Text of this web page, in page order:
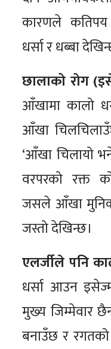
कारणले
धर्सा र धब्बा
छालाको रोग
आँखामा कालो
आँखा
‘आँखा चिलायो
वरपरको रक्त
जसले आँखा
जस्तो देखिन्छ।
एलर्जीले पनि
धर्सा आउन
मुख्य जिम्मेवार
बनाउँछ र रगतको